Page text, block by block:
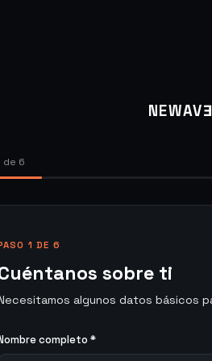
NEWAVƎ
de 6
1 DE 6
sobre ti
algunos datos básicos
completo *